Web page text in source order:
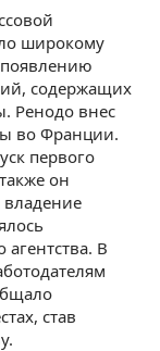
широкому
содержащих
Ренодо внес
во Франции.
первого
он
В
став